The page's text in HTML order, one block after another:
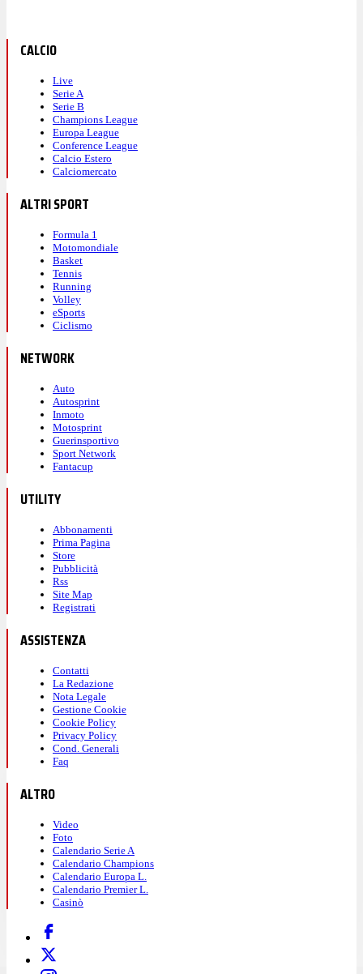
CALCIO
Live
Serie A
Serie B
Champions League
Europa League
Conference League
Calcio Estero
Calciomercato
ALTRI SPORT
Formula 1
Motomondiale
Basket
Tennis
Running
Volley
eSports
Ciclismo
NETWORK
Auto
Autosprint
Inmoto
Motosprint
Guerinsportivo
Sport Network
Fantacup
UTILITY
Abbonamenti
Prima Pagina
Store
Pubblicità
Rss
Site Map
Registrati
ASSISTENZA
Contatti
La Redazione
Nota Legale
Gestione Cookie
Cookie Policy
Privacy Policy
Cond. Generali
Faq
ALTRO
Video
Foto
Calendario Serie A
Calendario Champions
Calendario Europa L.
Calendario Premier L.
Casinò